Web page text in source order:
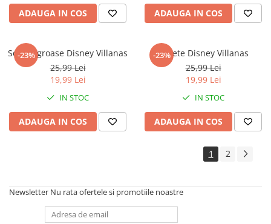
ADAUGA IN COS ADAUGA IN COS
-23%
Sosete groase Disney Villanas
25,99 Lei
19,99 Lei
IN STOC
ADAUGA IN COS
-23%
Sosete Disney Villanas
25,99 Lei
19,99 Lei
IN STOC
ADAUGA IN COS
1 2
Newsletter Nu rata ofertele si promotiile noastre